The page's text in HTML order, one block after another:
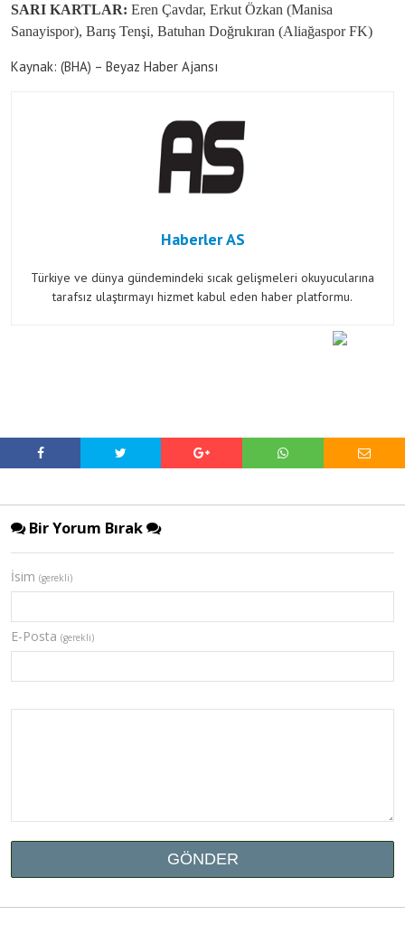
SARI KARTLAR: Eren Çavdar, Erkut Özkan (Manisa
Sanayispor), Barış Tenşi, Batuhan Doğrukıran (Aliağaspor FK)
Kaynak: (BHA) – Beyaz Haber Ajansı
Haberler AS
Türkiye ve dünya gündemindeki sıcak gelişmeleri okuyucularına
tarafsız ulaştırmayı hizmet kabul eden haber platformu.
Bir Yorum Bırak
İsim (gerekli)
E-Posta (gerekli)